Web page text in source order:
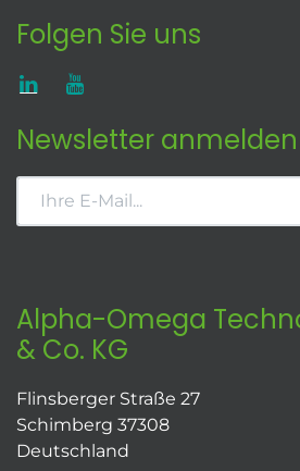
Folgen Sie uns
Newsletter anmelden
Alpha-Omega
& Co. KG
Flinsberger Straße 27
Schimberg 37308
Deutschland